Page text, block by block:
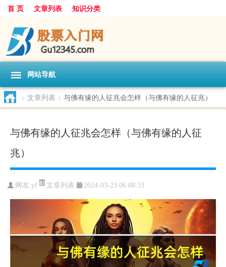
首 页 文章列表 知识分类
网站导航
> 文章列表 > 与佛有缘的人征兆会怎样（与佛有缘的人征兆）
与佛有缘的人征兆会怎样（与佛有缘的人征
兆）
网友:yf 文章列表 2024-03-23 06:08:33